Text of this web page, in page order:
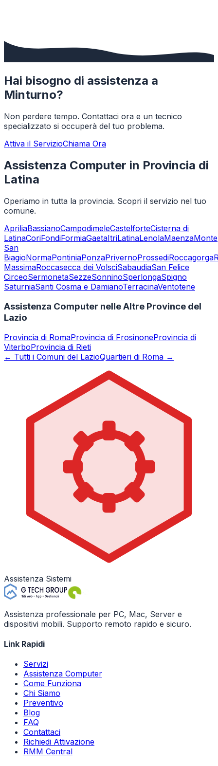
Hai bisogno di assistenza a
Minturno?
Non perdere tempo. Contattaci ora e un tecnico
specializzato si occuperà del tuo problema.
Attiva il ServizioChiama Ora
Assistenza Computer in Provincia di
Latina
Operiamo in tutta la provincia. Scopri il servizio nel tuo
comune.
ApriliaBassianoCampodimeleCastelforteCisterna di
LatinaCoriFondiFormiaGaetaItriLatinaLenolaMaenzaMonte
San
BiagioNormaPontiniaPonzaPrivernoProssediRoccagorga
MassimaRoccasecca dei VolsciSabaudiaSan Felice
CirceoSermonetaSezzeSonninoSperlongaSpigno
SaturniaSanti Cosma e DamianoTerracinaVentotene
Assistenza Computer nelle Altre Province del
Lazio
Provincia di RomaProvincia di FrosinoneProvincia di
ViterboProvincia di Rieti
← Tutti i Comuni del LazioQuartieri di Roma →
Assistenza Sistemi
Assistenza professionale per PC, Mac, Server e
dispositivi mobili. Supporto remoto rapido e sicuro.
Link Rapidi
Servizi
Assistenza Computer
Come Funziona
Chi Siamo
Preventivo
Blog
FAQ
Contattaci
Richiedi Attivazione
RMM Central